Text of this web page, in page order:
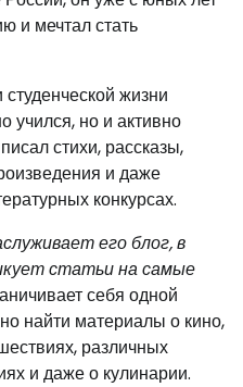
и мечтал стать
жизни
учился, но и активно
стихи, рассказы,
и даже
конкурсах.
его блог, в
статьи на самые
себя одной
найти материалы о кино,
различных
и даже о кулинарии.